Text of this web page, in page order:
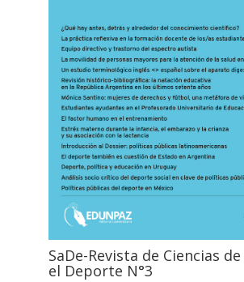
SaDe-Revista de Ciencias
el Deporte N°3